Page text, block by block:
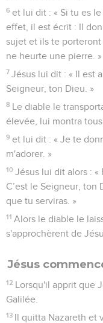
6 et lui dit : « Si tu es
effet, il est écrit : Il
sujet et ils te
ne heurte une pierre. »
7 Jésus lui dit : « Il est
Seigneur, ton Dieu. »
8 Le diable le
élevée, lui montra
9 et lui dit : « Je te
m'adorer. »
10 Jésus lui dit alors :
C’est le Seigneur, ton
que tu serviras. »
11 Alors le diable le
s'approchèrent de
Jésus
12 Lorsqu'il apprit que
Galilée.
13 Il quitta Nazareth et